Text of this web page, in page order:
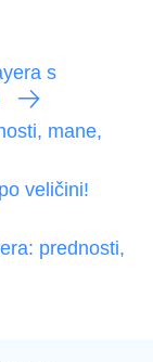
s
mane,
veličini!
prednosti,